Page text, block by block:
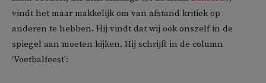
vindt het maar makkelijk om van afstand kritiek op
anderen te hebben. Hij vindt dat wij ook onszelf in de
spiegel aan moeten kijken. Hij schrijft in de column
‘Voetbalfeest’: